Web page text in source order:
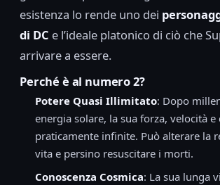
esistenza lo rende uno dei
di DC e l’ideale platonico di ciò che
arrivare a essere.
Perché è al numero 2?
Potere Quasi Illimitato: Dopo
energia solare, la sua forza, velocità
praticamente infinite. Può alterare la
vita e persino resuscitare i morti.
Conoscenza Cosmica: La sua lunga